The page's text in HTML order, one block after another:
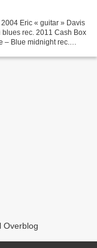
Eric « guitar » Davis
rec. 2011 Cash Box
– Blue midnight rec.
Overblog